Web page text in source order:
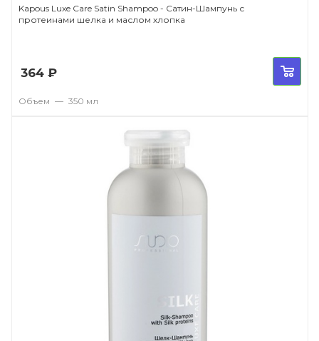
Kapous Luxe Care Satin Shampoo - Сатин-Шампунь с
протеинами шелка и маслом хлопка
364 ₽
Объем — 350 мл